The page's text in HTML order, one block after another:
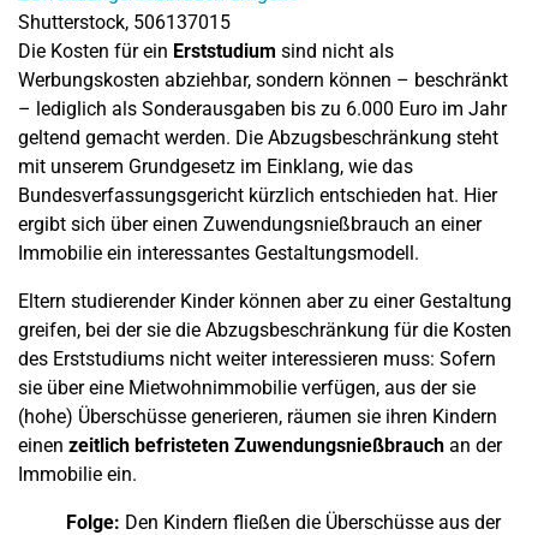
Shutterstock, 506137015
Die Kosten für ein Erststudium sind nicht als
Werbungskosten abziehbar, sondern können – beschränkt
– lediglich als Sonderausgaben bis zu 6.000 Euro im Jahr
geltend gemacht werden. Die Abzugsbeschränkung steht
mit unserem Grundgesetz im Einklang, wie das
Bundesverfassungsgericht kürzlich entschieden hat. Hier
ergibt sich über einen Zuwendungsnießbrauch an einer
Immobilie ein interessantes Gestaltungsmodell.
Eltern studierender Kinder können aber zu einer Gestaltung
greifen, bei der sie die Abzugsbeschränkung für die Kosten
des Erststudiums nicht weiter interessieren muss: Sofern
sie über eine Mietwohnimmobilie verfügen, aus der sie
(hohe) Überschüsse generieren, räumen sie ihren Kindern
einen zeitlich befristeten Zuwendungsnießbrauch an der
Immobilie ein.
Folge: Den Kindern fließen die Überschüsse aus der